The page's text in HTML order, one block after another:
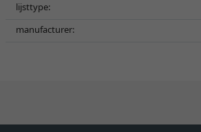
lijsttype:
manufacturer: